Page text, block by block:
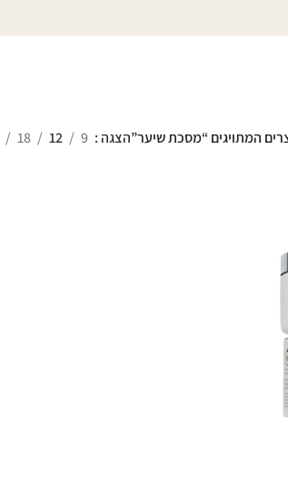
המתויגים “מסכת שיער”הצגה 9
12
18